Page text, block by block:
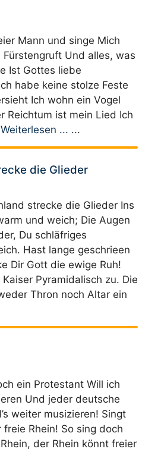
Mann und singe Mich
Fürstengruft Und alles, was
Ist Gottes liebe
habe keine stolze Feste
Ich wohn ein Vogel
Reichtum ist mein Lied Ich
Weiterlesen ... ...
die Glieder
strecke die Glieder Ins
und weich; Die Augen
Du schläfriges
Hast lange geschrieen
Dir Gott die ewige Ruh!
Pyramidalisch zu. Die
Thron noch Altar ein
ein Protestant Will ich
Und jeder deutsche
weiter musizieren! Singt
freie Rhein! So sing doch
der Rhein könnt freier